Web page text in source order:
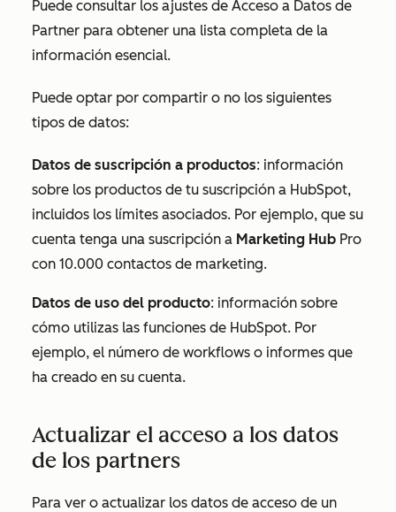
Puede consultar los ajustes de Acceso a Datos de
Partner para obtener una lista completa de la
información esencial.
Puede optar por compartir o no los siguientes
tipos de datos:
Datos de suscripción a productos: información
sobre los productos de tu suscripción a HubSpot,
incluidos los límites asociados. Por ejemplo, que su
cuenta tenga una suscripción a Marketing Hub Pro
con 10.000 contactos de marketing.
Datos de uso del producto: información sobre
cómo utilizas las funciones de HubSpot. Por
ejemplo, el número de workflows o informes que
ha creado en su cuenta.
Actualizar el acceso a los datos
de los partners
Para ver o actualizar los datos de acceso de un